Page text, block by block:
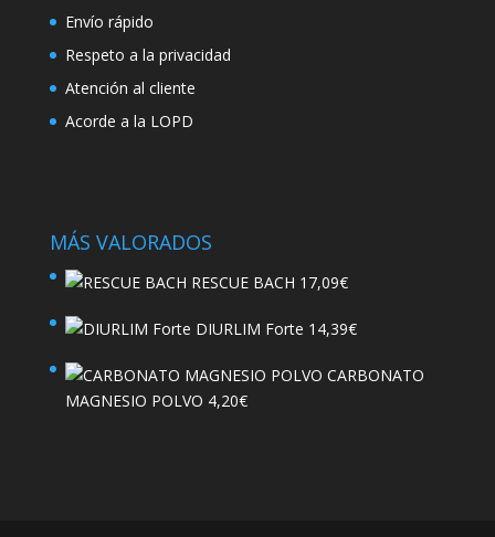
Envío rápido
Respeto a la privacidad
Atención al cliente
Acorde a la LOPD
MÁS VALORADOS
RESCUE BACH 17,09€
DIURLIM Forte 14,39€
CARBONATO
MAGNESIO POLVO 4,20€